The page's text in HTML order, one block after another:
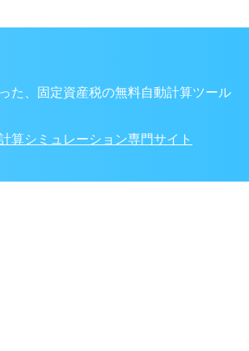
た、固定資産税の無料自動計算ツール
算シミュレーション専門サイト